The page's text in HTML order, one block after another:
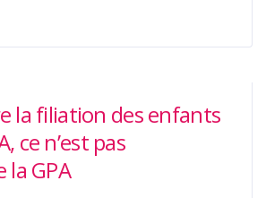
la filiation des enfants
ce n’est pas
GPA